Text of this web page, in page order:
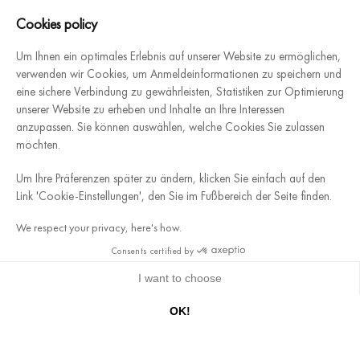
Cookies policy
Um Ihnen ein optimales Erlebnis auf unserer Website zu ermöglichen,
verwenden wir Cookies, um Anmeldeinformationen zu speichern und
eine sichere Verbindung zu gewährleisten, Statistiken zur Optimierung
unserer Website zu erheben und Inhalte an Ihre Interessen
anzupassen. Sie können auswählen, welche Cookies Sie zulassen
möchten.
Um Ihre Präferenzen später zu ändern, klicken Sie einfach auf den
Link 'Cookie-Einstellungen', den Sie im Fußbereich der Seite finden.
We respect your privacy, here's how.
Consents certified by
I want to choose
OK!
Unsere Plattform ermöglicht es Ihnen, Ihre
Eine Website, die sich unserem Schwesterunternehmen
widmet. Architecture Intérieure du Vin, französischer
Hersteller von modularen und individuell gestaltbaren
Weinkellern, begleitet Sie bei der Planung und Installation
Entdecken
Allgemeine Geschäftsbedingungen von SANBRI S.A.S
Impressum